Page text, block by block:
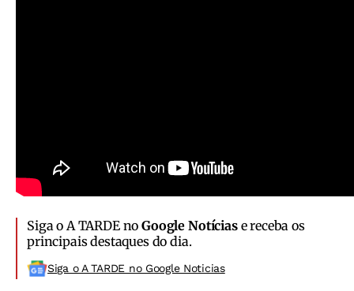
Siga o A TARDE noGoogle Notíciase receba os
principais destaques do dia.
Siga o A TARDE no Google Noticias